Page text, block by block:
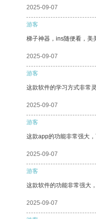
2025-09-07
游客
梯子神器，ins随便看，美
2025-09-07
游客
这款软件的学习方式非常
2025-09-07
游客
这款app的功能非常强大
2025-09-07
游客
这款软件的功能非常强大
2025-09-07